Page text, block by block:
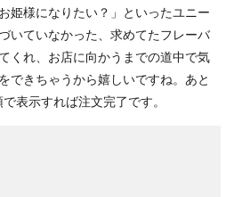
姫様になりたい？」といったユニー
いていなかった、求めてたフレーバ
くれ、お店に向かうまでの道中で気
できちゃうから嬉しいですね。あと
表示すれば注文完了です。